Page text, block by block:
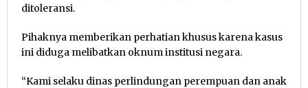
ditoleransi.
Pihaknya memberikan perhatian khusus karena kasus
ini diduga melibatkan oknum institusi negara.
“Kami selaku dinas perlindungan perempuan dan anak